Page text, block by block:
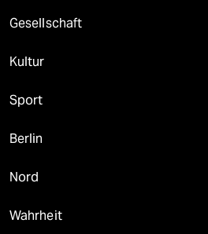
wahrheit
verlag
verlag
veranstaltungen
Gesellschaft
Kultur
Sport
Berlin
Nord
Wahrheit